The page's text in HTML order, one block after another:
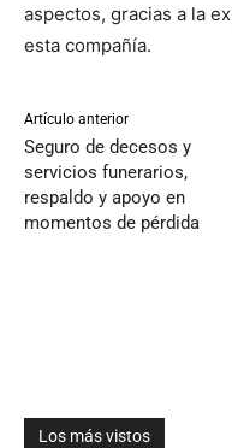
aspectos, gracias a la
esta compañía.
Artículo anterior
Seguro de decesos y
servicios funerarios,
respaldo y apoyo en
momentos de pérdida
Los más vistos